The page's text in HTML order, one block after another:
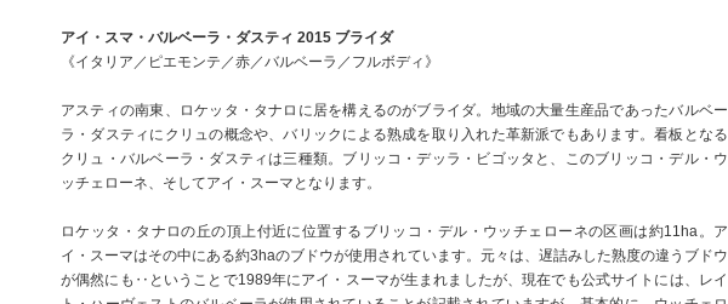
アイ・スマ・バルベーラ・ダスティ 2015 ブライダ
《イタリア／ピエモンテ／赤／バルベーラ／フルボディ》
アスティの南東、ロケッタ・タナロに居を構えるのがブライダ。地域の大量生産品であったバルベー
ラ・ダスティにクリュの概念や、バリックによる熟成を取り入れた革新派でもあります。看板となる
クリュ・バルベーラ・ダスティは三種類。ブリッコ・デッラ・ビゴッタと、このブリッコ・デル・ウ
ッチェローネ、そしてアイ・スーマとなります。
ロケッタ・タナロの丘の頂上付近に位置するブリッコ・デル・ウッチェローネの区画は約11ha。ア
イ・スーマはその中にある約3haのブドウが使用されています。元々は、遅詰みした熟度の違うブドウ
が偶然にも‥ということで1989年にアイ・スーマが生まれましたが、現在でも公式サイトには、レイ